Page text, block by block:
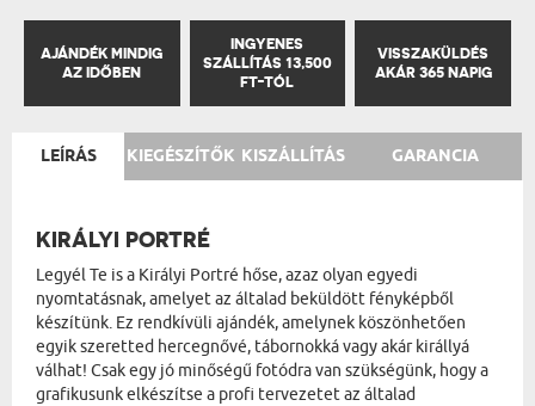
AJÁNDÉK MINDIG
AZ IDŐBEN
INGYENES
SZÁLLÍTÁS 13,500
FT-TÓL
VISSZAKÜLDÉS
AKÁR 365 NAPIG
LEÍRÁS KIEGÉSZÍTŐK KISZÁLLÍTÁS GARANCIA
KIRÁLYI PORTRÉ
Legyél Te is a Királyi Portré hőse, azaz olyan egyedi
nyomtatásnak, amelyet az általad beküldött fényképből
készítünk. Ez rendkívüli ajándék, amelynek köszönhetően
egyik szeretted hercegnővé, tábornokká vagy akár királlyá
válhat! Csak egy jó minőségű fotódra van szükségünk, hogy a
grafikusunk elkészítse a profi tervezetet az általad